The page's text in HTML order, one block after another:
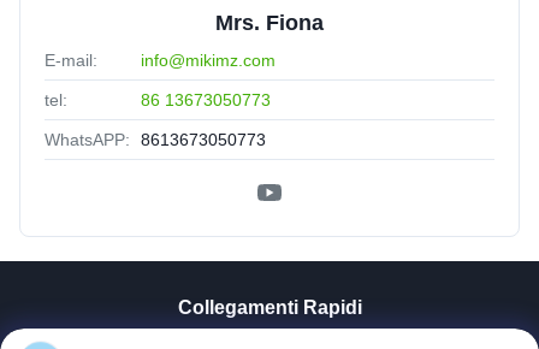
Mrs. Fiona
E-mail: info@mikimz.com
tel: 86 13673050773
WhatsAPP: 8613673050773
Collegamenti Rapidi